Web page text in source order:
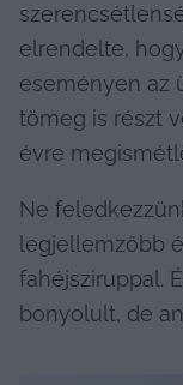
elrendelte,
eseményen az
tömeg is részt
évre
Ne
legjellemzőbb
fahéjsziruppal.
bonyolult, de